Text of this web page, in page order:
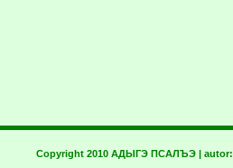
Copyright 2010 АДЫГЭ ПСАЛЪЭ | autor: